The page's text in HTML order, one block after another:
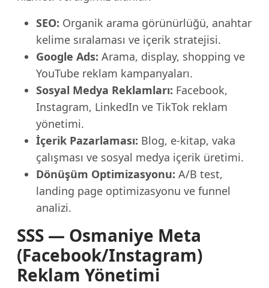
SEO: Organik arama görünürlüğü, anahtar
kelime sıralaması ve içerik stratejisi.
Google Ads: Arama, display, shopping ve
YouTube reklam kampanyaları.
Sosyal Medya Reklamları: Facebook,
Instagram, LinkedIn ve TikTok reklam
yönetimi.
İçerik Pazarlaması: Blog, e-kitap, vaka
çalışması ve sosyal medya içerik üretimi.
Dönüşüm Optimizasyonu: A/B test,
landing page optimizasyonu ve funnel
analizi.
SSS — Osmaniye Meta
(Facebook/Instagram)
Reklam Yönetimi